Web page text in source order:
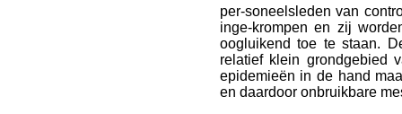
per-soneelsleden van
inge-krompen en zij
oogluikend toe te staan.
relatief klein grondgebied
epidemieën in de hand
en daardoor onbruikbare